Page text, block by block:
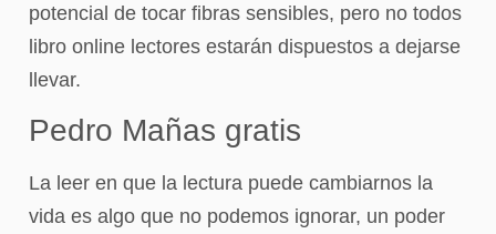
potencial de tocar fibras sensibles, pero no todos
libro online​ lectores estarán dispuestos a dejarse
llevar.
Pedro Mañas gratis
La leer en que la lectura puede cambiarnos la
vida es algo que no podemos ignorar, un poder